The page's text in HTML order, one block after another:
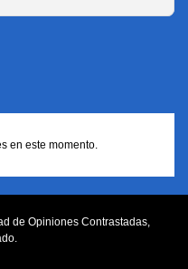
en este momento.
de Opiniones Contrastadas,
.